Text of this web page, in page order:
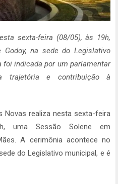
sexta-feira (08/05), às 19h,
na sede do Legislativo
foi indicada por um parlamentar
trajetória e contribuição à
Novas realiza nesta sexta-feira
uma Sessão Solene em
A cerimônia acontece no
do Legislativo municipal, e é